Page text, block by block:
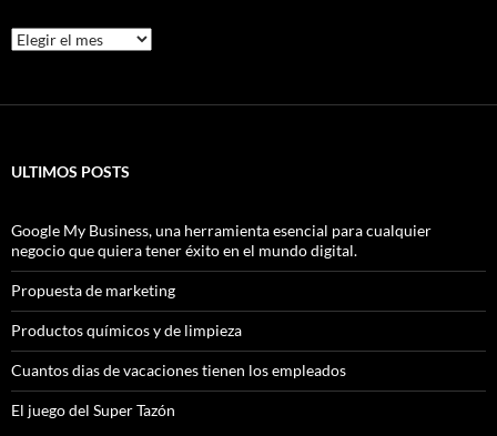
Archivos
ULTIMOS POSTS
Google My Business, una herramienta esencial para cualquier
negocio que quiera tener éxito en el mundo digital.
Propuesta de marketing
Productos químicos y de limpieza
Cuantos dias de vacaciones tienen los empleados
El juego del Super Tazón